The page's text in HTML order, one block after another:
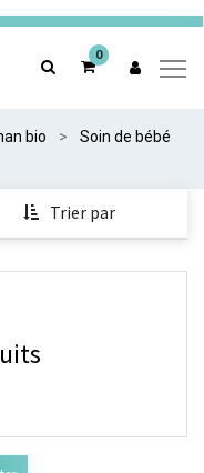
0
bio
Soin de bébé
Trier par